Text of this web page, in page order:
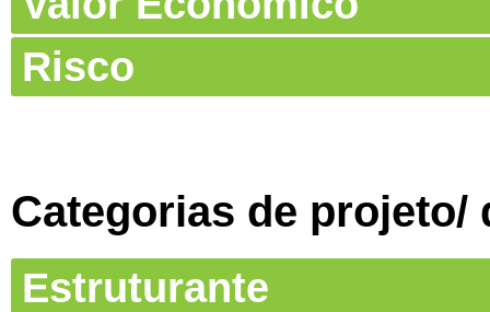
Risco
Categorias de projeto/
Estruturante